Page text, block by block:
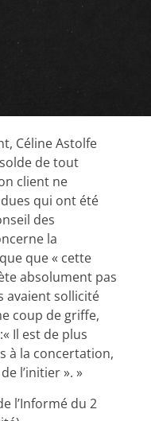
Céline Astolfe
de tout
client ne
qui ont été
des
la
que « cette
absolument pas
avaient sollicité
coup de griffe,
Il est de plus
à la concertation,
l’initier ». »
l’Informé du 2